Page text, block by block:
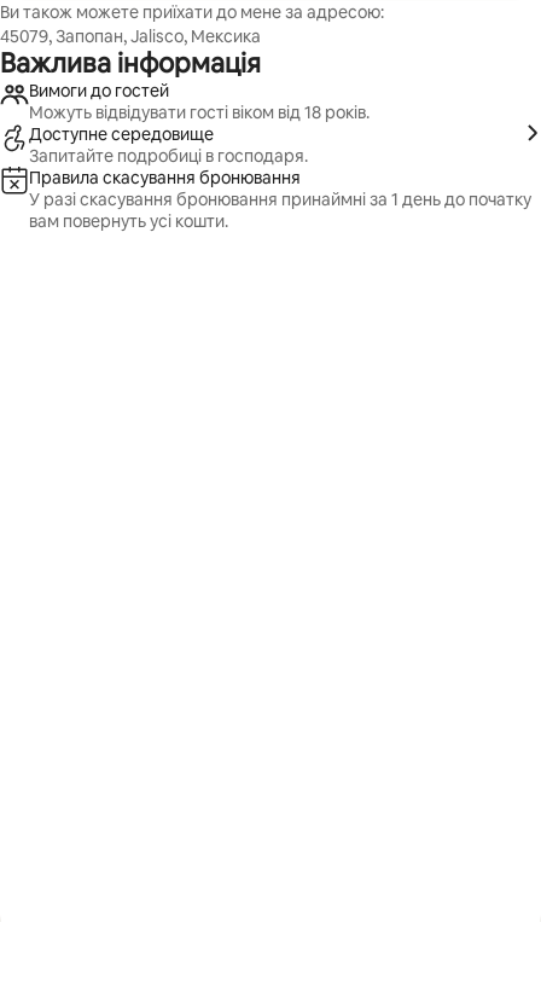
Ви також можете приїхати до мене за адресою:
45079, Запопан, Jalisco, Мексика
Важлива інформація
Вимоги до гостей
Можуть відвідувати гості віком від 18 років.
Доступне середовище
Запитайте подробиці в господаря.
Правила скасування бронювання
У разі скасування бронювання принаймні за 1 день до початку
вам повернуть усі кошти.